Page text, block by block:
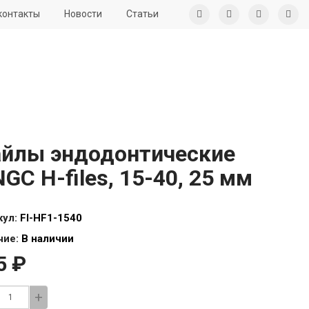
Новости Статьи
эндодонтические
H-files, 15-40, 25 мм
FI-HF1-1540
В наличии
₽
+